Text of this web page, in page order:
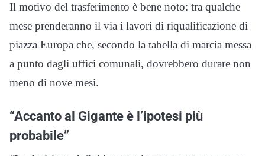
Il motivo del trasferimento è bene noto: tra qualche
mese prenderanno il via i lavori di riqualificazione di
piazza Europa che, secondo la tabella di marcia messa
a punto dagli uffici comunali, dovrebbero durare non
meno di nove mesi.
“Accanto al Gigante è l’ipotesi più
probabile”